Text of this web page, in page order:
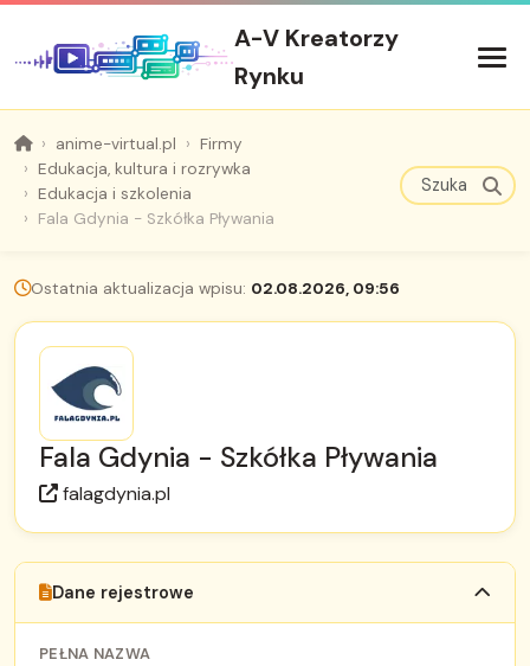
A-V Kreatorzy
Rynku
anime-virtual.pl
Firmy
Edukacja, kultura i rozrywka
Edukacja i szkolenia
Fala Gdynia - Szkółka Pływania
Ostatnia aktualizacja wpisu: 02.08.2026, 09:56
Fala Gdynia - Szkółka Pływania
falagdynia.pl
Dane rejestrowe
PEŁNA NAZWA